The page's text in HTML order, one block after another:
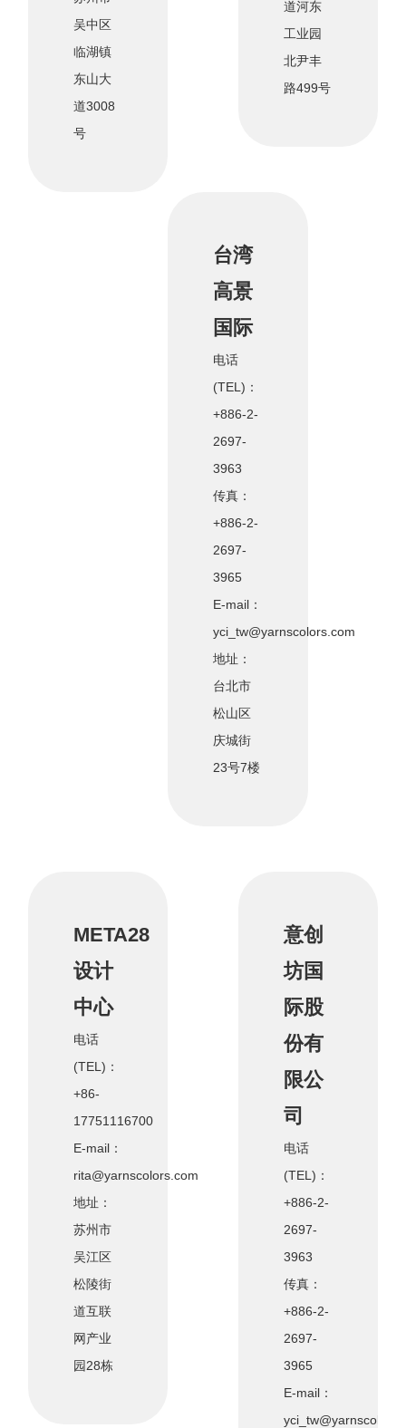
吴中区
临湖镇
东山大
道3008
号
道河东
工业园
北尹丰
路499号
台湾
高景
国际
电话
(TEL)：
+886-2-
2697-
3963
传真：
+886-2-
2697-
3965
E-mail：
yci_tw@yarnscolors.com
地址：
台北市
松山区
庆城街
23号7楼
意创
坊国
际股
份有
限公
司
电话
(TEL)：
+886-2-
2697-
3963
传真：
+886-2-
2697-
3965
E-mail：
META28
设计
中心
电话
(TEL)：
+86-
17751116700
E-mail：
rita@yarnscolors.com
地址：
苏州市
吴江区
松陵街
道互联
网产业
园28栋